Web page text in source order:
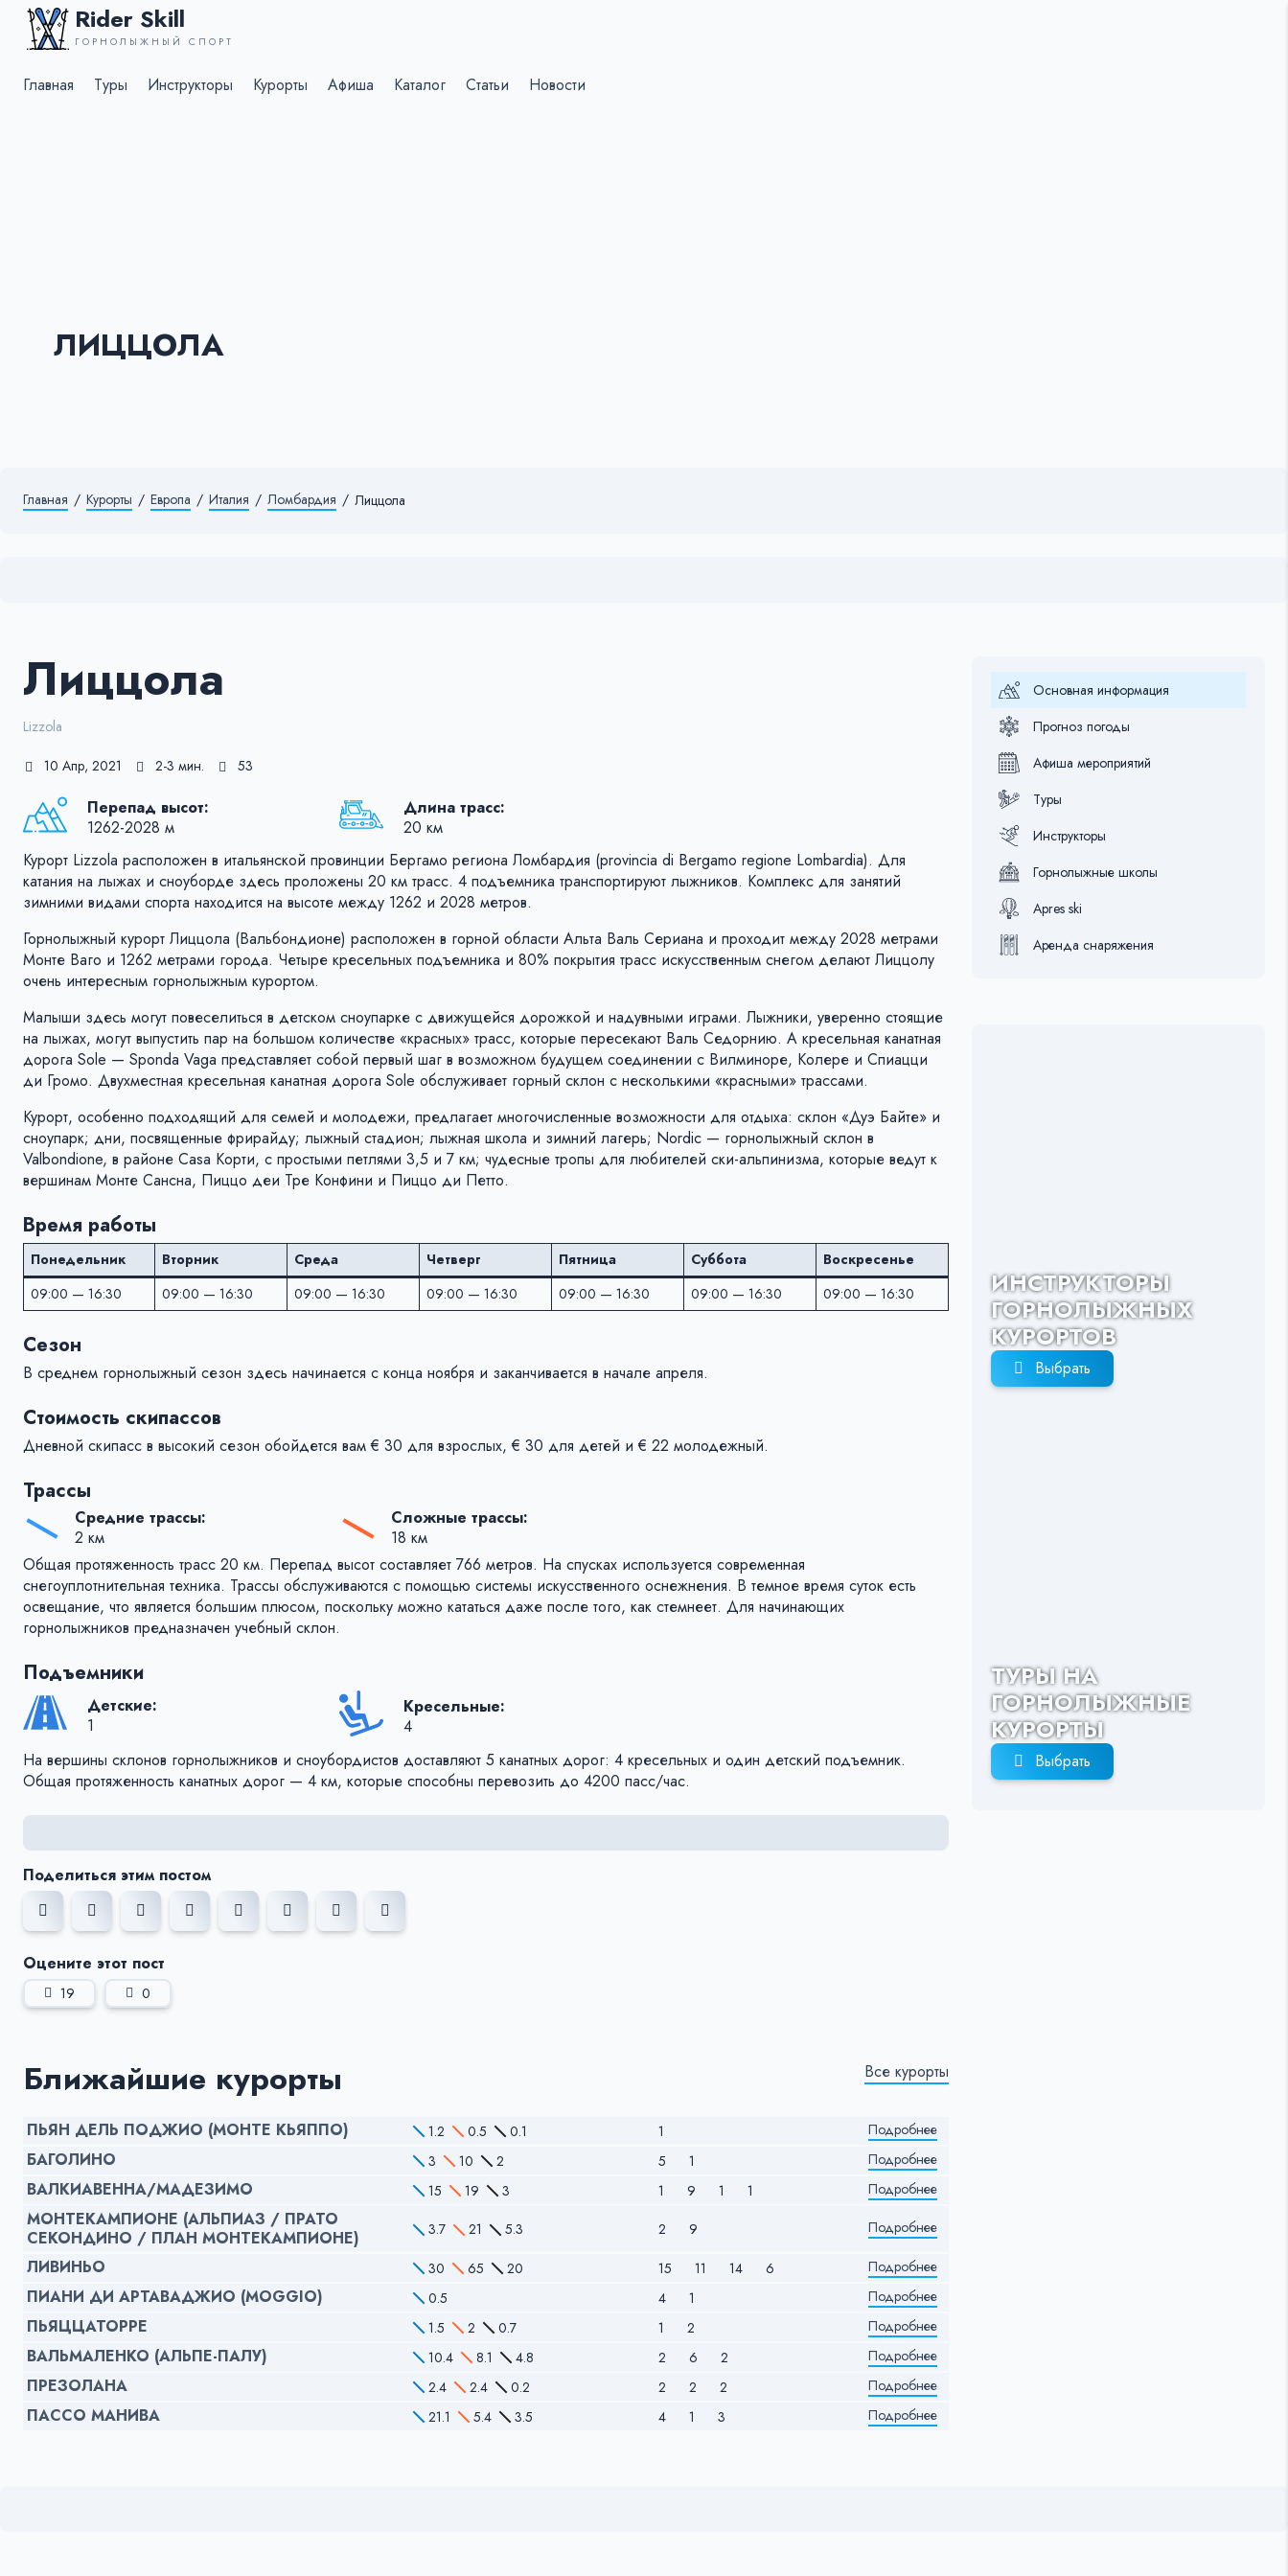
Rider Skill
ГОРНОЛЫЖНЫЙ СПОРТ
Главная Туры Инструкторы Курорты Афиша Каталог Статьи Новости
ЛИЦЦОЛА
Главная / Курорты / Европа / Италия / Ломбардия / Лиццола
Лиццола
Lizzola
10 Апр, 2021 2-3 мин. 53
Перепад высот:
1262-2028 м
Длина трасс:
20 км
Курорт Lizzola расположен в итальянской провинции Бергамо региона Ломбардия (provincia di Bergamo regione Lombardia). Для
катания на лыжах и сноуборде здесь проложены 20 км трасс. 4 подъемника транспортируют лыжников. Комплекс для занятий
зимними видами спорта находится на высоте между 1262 и 2028 метров.
Горнолыжный курорт Лиццола (Вальбондионе) расположен в горной области Альта Валь Сериана и проходит между 2028 метрами
Монте Ваго и 1262 метрами города. Четыре кресельных подъемника и 80% покрытия трасс искусственным снегом делают Лиццолу
очень интересным горнолыжным курортом.
Малыши здесь могут повеселиться в детском сноупарке с движущейся дорожкой и надувными играми. Лыжники, уверенно стоящие
на лыжах, могут выпустить пар на большом количестве «красных» трасс, которые пересекают Валь Седорнию. А кресельная канатная
дорога Sole — Sponda Vaga представляет собой первый шаг в возможном будущем соединении с Вилминоре, Колере и Спиацци
ди Громо. Двухместная кресельная канатная дорога Sole обслуживает горный склон с несколькими «красными» трассами.
Курорт, особенно подходящий для семей и молодежи, предлагает многочисленные возможности для отдыха: склон «Дуэ Байте» и
сноупарк; дни, посвященные фрирайду; лыжный стадион; лыжная школа и зимний лагерь; Nordic — горнолыжный склон в
Valbondione, в районе Casa Корти, с простыми петлями 3,5 и 7 км; чудесные тропы для любителей ски-альпинизма, которые ведут к
вершинам Монте Сансна, Пиццо деи Тре Конфини и Пиццо ди Петто.
Время работы
Понедельник Вторник Среда Четверг Пятница Суббота
Воскресенье
09:00 — 16:30
09:00 — 16:30 09:00 — 16:30 09:00 — 16:30 09:00 — 16:30 09:00 — 16:30 09:00 — 16:30
Сезон
В среднем горнолыжный сезон здесь начинается c конца ноября и заканчивается в начале апреля.
Стоимость скипассов
Дневной скипасс в высокий сезон обойдется вам € 30 для взрослых, € 30 для детей и € 22 молодежный.
Трассы
Средние трассы:
2 км
Сложные трассы:
18 км
Общая протяженность трасс 20 км. Перепад высот составляет 766 метров. На спусках используется современная
снегоуплотнительная техника. Трассы обслуживаются с помощью системы искусственного оснежнения. В темное время суток есть
освещание, что является большим плюсом, поскольку можно кататься даже после того, как стемнеет. Для начинающих
горнолыжников предназначен учебный склон.
Подъемники
Детские:
1
Кресельные:
4
На вершины склонов горнолыжников и сноубордистов доставляют 5 канатных дорог: 4 кресельных и один детский подъемник.
Общая протяженность канатных дорог — 4 км, которые способны перевозить до 4200 пасс/час.
Поделиться этим постом
Оцените этот пост
19 0
Ближайшие курорты Все курорты
ПЬЯН ДЕЛЬ ПОДЖИО (МОНТЕ КЬЯППО) 1.2 0.5 0.1 1 Подробнее
БАГОЛИНО 3 10 2 5 1 Подробнее
ВАЛКИАВЕННА/МАДЕЗИМО 15 19 3 1 9 1 1 Подробнее
МОНТЕКАМПИОНЕ (АЛЬПИАЗ / ПРАТО
СЕКОНДИНО / ПЛАН МОНТЕКАМПИОНЕ)
3.7 21 5.3 2 9 Подробнее
ЛИВИНЬО 30 65 20 15 11 14 6 Подробнее
ПИАНИ ДИ АРТАВАДЖИО (MOGGIO) 0.5 4 1 Подробнее
ПЬЯЦЦАТОРРЕ 1.5 2 0.7 1 2 Подробнее
ВАЛЬМАЛЕНКО (АЛЬПЕ-ПАЛУ) 10.4 8.1 4.8 2 6 2 Подробнее
ПРЕЗОЛАНА 2.4 2.4 0.2 2 2 2 Подробнее
ПАССО МАНИВА 21.1 5.4 3.5 4 1 3 Подробнее
Основная информация
Прогноз погоды
Афиша мероприятий
Туры
Инструкторы
Горнолыжные школы
Apres ski
Аренда снаряжения
ИНСТРУКТОРЫ
ГОРНОЛЫЖНЫХ
КУРОРТОВ
Выбрать
ТУРЫ НА
ГОРНОЛЫЖНЫЕ
КУРОРТЫ
Выбрать